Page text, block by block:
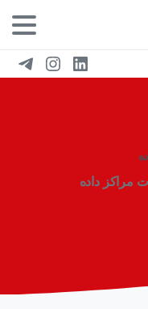
مراکز داده